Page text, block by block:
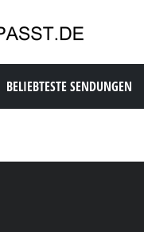
BELIEBTESTE SENDUNGEN